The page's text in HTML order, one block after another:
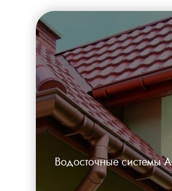
Водосточные системы
Каталог